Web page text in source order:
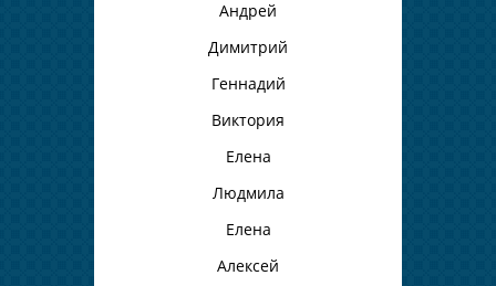
Андрей
Димитрий
Геннадий
Виктория
Елена
Людмила
Елена
Алексей